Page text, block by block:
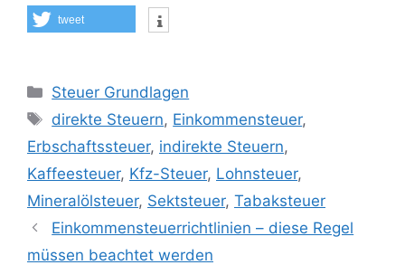
tweet
Kategorien
Steuer Grundlagen
Schlagwörter
direkte Steuern, Einkommensteuer,
Erbschaftssteuer, indirekte Steuern,
Kaffeesteuer, Kfz-Steuer, Lohnsteuer,
Mineralölsteuer, Sektsteuer, Tabaksteuer
Einkommensteuerrichtlinien – diese Regel
müssen beachtet werden